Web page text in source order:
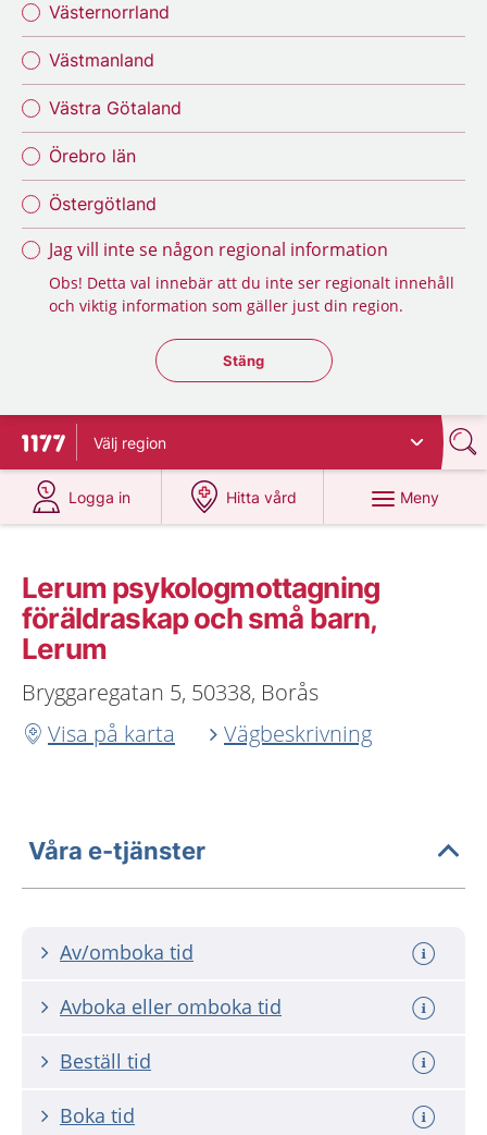
Västernorrland
Västmanland
Västra Götaland
Örebro län
Östergötland
Jag vill inte se någon regional information
Obs! Detta val innebär att du inte ser regionalt innehåll
och viktig information som gäller just din region.
Stäng regionsväljaren
Stäng
Till startsidan för 1177
Välj region
Logga in
på 1177.se
Hitta vård
på 1177.se
Meny
Lerum psykologmottagning
föräldraskap och små barn,
Lerum
Bryggaregatan 5, 50338, Borås
Visa på karta
Vägbeskrivning
Våra e-tjänster
Av/omboka tid
Avboka eller omboka tid
Beställ tid
Boka tid